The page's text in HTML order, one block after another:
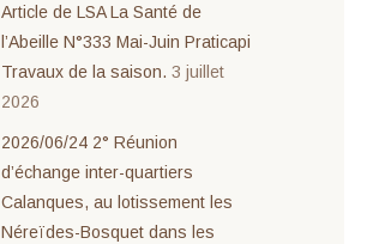
Article de LSA La Santé de
l’Abeille N°333 Mai-Juin Praticapi
Travaux de la saison. 3 juillet
2026
2026/06/24 2° Réunion
d’échange inter-quartiers
Calanques, au lotissement les
Néreïdes-Bosquet dans les